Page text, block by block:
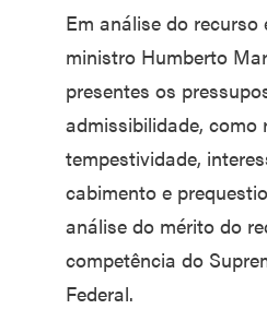
Em análise do recurso
ministro Humberto
presentes os
admissibilidade, como
tempestividade,
cabimento e
análise do mérito do
competência do
Federal.